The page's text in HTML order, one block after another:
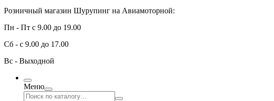
Розничный магазин Шурупинг на Авиамоторной:
Пн - Пт с 9.00 до 19.00
Сб - с 9.00 до 17.00
Вс - Выходной
Меню